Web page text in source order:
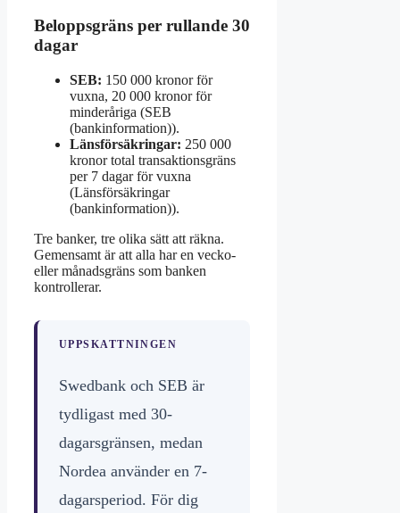
Beloppsgräns per rullande 30
dagar
SEB: 150 000 kronor för
vuxna, 20 000 kronor för
minderåriga (SEB
(bankinformation)).
Länsförsäkringar: 250 000
kronor total transaktionsgräns
per 7 dagar för vuxna
(Länsförsäkringar
(bankinformation)).
Tre banker, tre olika sätt att räkna.
Gemensamt är att alla har en vecko-
eller månadsgräns som banken
kontrollerar.
UPPSKATTNINGEN
Swedbank och SEB är
tydligast med 30-
dagarsgränsen, medan
Nordea använder en 7-
dagarsperiod. För dig